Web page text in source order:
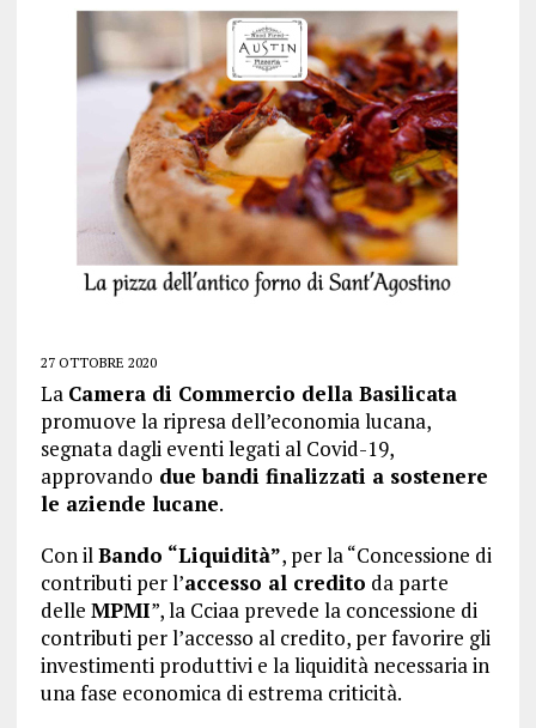
27 OTTOBRE 2020
La Camera di Commercio della Basilicata
promuove la ripresa dell’economia lucana,
segnata dagli eventi legati al Covid-19,
approvando due bandi finalizzati a sostenere
le aziende lucane.
Con ilBando “Liquidità”, per la “Concessione di
contributi per l’accesso al credito da parte
delle MPMI”, la Cciaa prevede la concessione di
contributi per l’accesso al credito, per favorire gli
investimenti produttivi e la liquidità necessaria in
una fase economica di estrema criticità.